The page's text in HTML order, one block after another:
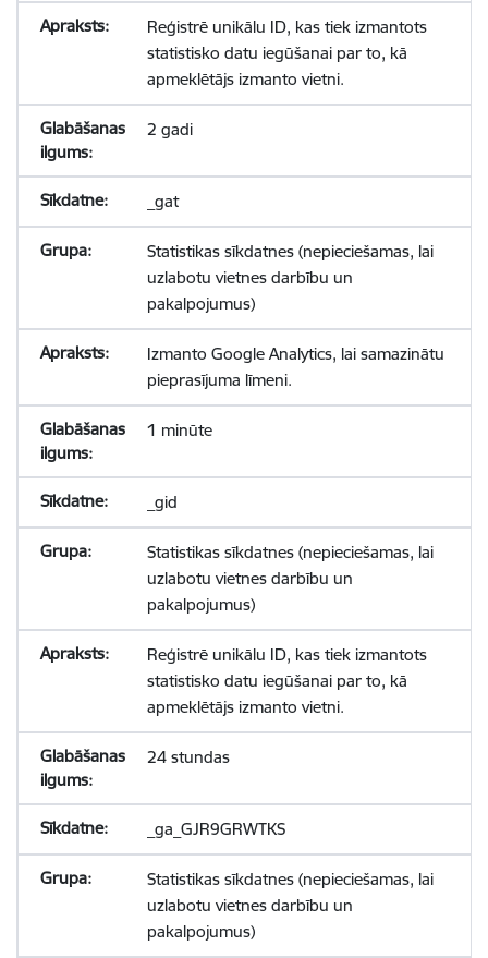
Reģistrē unikālu ID, kas tiek izmantots
statistisko datu iegūšanai par to, kā
apmeklētājs izmanto vietni.
2 gadi
_gat
Statistikas sīkdatnes (nepieciešamas, lai
uzlabotu vietnes darbību un
pakalpojumus)
Izmanto Google Analytics, lai samazinātu
pieprasījuma līmeni.
1 minūte
_gid
Statistikas sīkdatnes (nepieciešamas, lai
uzlabotu vietnes darbību un
pakalpojumus)
Reģistrē unikālu ID, kas tiek izmantots
statistisko datu iegūšanai par to, kā
apmeklētājs izmanto vietni.
24 stundas
_ga_GJR9GRWTKS
Statistikas sīkdatnes (nepieciešamas, lai
uzlabotu vietnes darbību un
pakalpojumus)